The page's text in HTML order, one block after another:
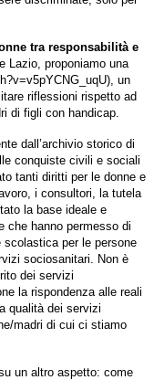
tra responsabilità e
Lazio, proponiamo una
un
riflessioni rispetto ad
di figli con handicap.
dall’archivio storico di
conquiste civili e sociali
tanti diritti per le donne e
i consultori, la tutela
la base ideale e
che hanno permesso di
per le persone
sociosanitari. Non è
dei servizi
la rispondenza alle reali
qualità dei servizi
madri di cui ci stiamo
un altro aspetto: come